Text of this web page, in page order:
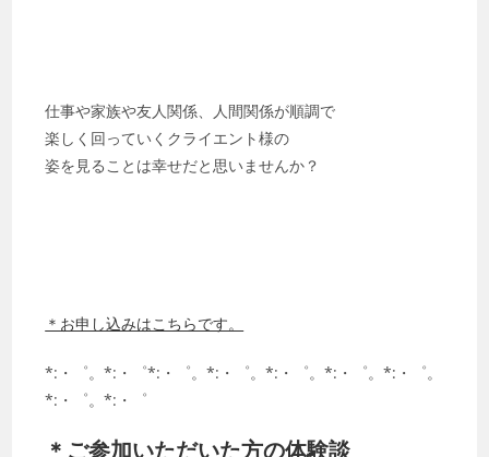
仕事や家族や友人関係、人間関係が順調で
楽しく回っていくクライエント様の
姿を見ることは幸せだと思いませんか？
＊お申し込みはこちらです。
*:・゜。*:・゜*:・゜。*:・゜。*:・゜。*:・゜。*:・゜。
*:・゜。*:・゜
＊ご参加いただいた方の体験談